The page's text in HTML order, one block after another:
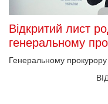
Відкритий лист
генеральному
Генеральному